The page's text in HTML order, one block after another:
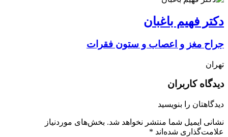
دکتر فهیم باغبان
جراح مغز و اعصاب و ستون فقرات
تهران
دیدگاه کاربران
دیدگاهتان را بنویسید
نشانی ایمیل شما منتشر نخواهد شد. بخش‌های موردنیاز
علامت‌گذاری شده‌اند *